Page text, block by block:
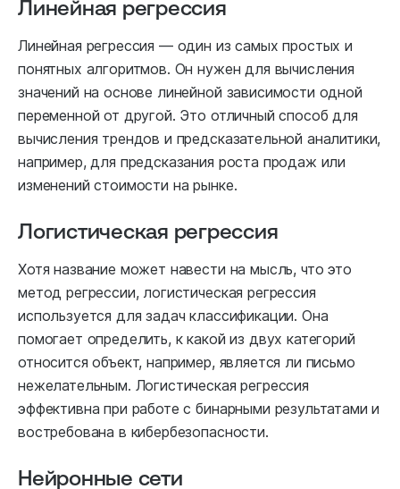
Линейная регрессия
Линейная регрессия — один из самых простых и
понятных алгоритмов. Он нужен для вычисления
значений на основе линейной зависимости одной
переменной от другой. Это отличный способ для
вычисления трендов и предсказательной аналитики,
например, для предсказания роста продаж или
изменений стоимости на рынке.
Логистическая регрессия
Хотя название может навести на мысль, что это
метод регрессии, логистическая регрессия
используется для задач классификации. Она
помогает определить, к какой из двух категорий
относится объект, например, является ли письмо
нежелательным. Логистическая регрессия
эффективна при работе с бинарными результатами и
востребована в кибербезопасности.
Нейронные сети